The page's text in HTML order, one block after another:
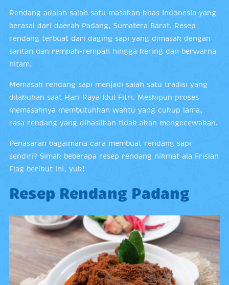
Rendang adalah salah satu masakan khas Indonesia yang
berasal dari daerah Padang, Sumatera Barat. Resep
rendang terbuat dari daging sapi yang dimasak dengan
santan dan rempah-rempah hingga kering dan berwarna
hitam.
Memasak rendang sapi menjadi salah satu tradisi yang
dilakukan saat Hari Raya Idul Fitri. Meskipun proses
memasaknya membutuhkan waktu yang cukup lama,
rasa rendang yang dihasilkan tidak akan mengecewakan.
Penasaran bagaimana cara membuat rendang sapi
sendiri? Simak beberapa resep rendang nikmat ala Frisian
Flag berikut ini, yuk!
Resep Rendang Padang